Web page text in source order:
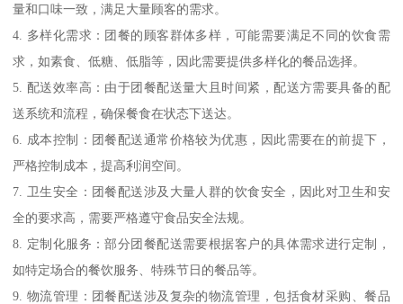
量和口味一致，满足大量顾客的需求。
4. 多样化需求：团餐的顾客群体多样，可能需要满足不同的饮食需
求，如素食、低糖、低脂等，因此需要提供多样化的餐品选择。
5. 配送效率高：由于团餐配送量大且时间紧，配送方需要具备的配
送系统和流程，确保餐食在状态下送达。
6. 成本控制：团餐配送通常价格较为优惠，因此需要在的前提下，
严格控制成本，提高利润空间。
7. 卫生安全：团餐配送涉及大量人群的饮食安全，因此对卫生和安
全的要求高，需要严格遵守食品安全法规。
8. 定制化服务：部分团餐配送需要根据客户的具体需求进行定制，
如特定场合的餐饮服务、特殊节日的餐品等。
9. 物流管理：团餐配送涉及复杂的物流管理，包括食材采购、餐品